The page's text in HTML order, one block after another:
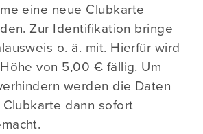
eine neue Clubkarte
Zur Identifikation bringe
o. ä. mit. Hierfür wird
von 5,00 € fällig. Um
werden die Daten
dann sofort